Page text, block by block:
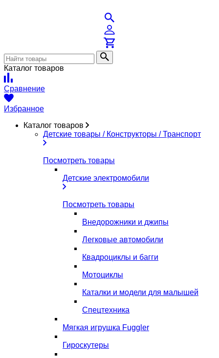
Каталог товаров
Сравнение
Избранное
Каталог товаров
Детские товары / Конструкторы / Транспорт
Посмотреть товары
Детские электромобили
Посмотреть товары
Внедорожники и джипы
Легковые автомобили
Квадроциклы и багги
Мотоциклы
Каталки и модели для малышей
Спецтехника
Мягкая игрушка Fuggler
Гироскутеры